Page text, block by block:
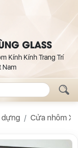
GLASS
Kính Kính Trang Trí
Nam
dựng Cửa nhôm